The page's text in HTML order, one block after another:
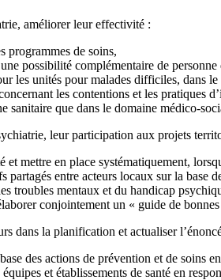
améliorer leur effectivité :
programmes de soins,
possibilité complémentaire de personne
les unités pour malades difficiles, dans
les contentions et les pratiques
sanitaire que dans le domaine médico-
leur participation aux projets
mettre en place systématiquement,
entre acteurs locaux sur la base
troubles mentaux et du handicap
conjointement un « guide de
dans la planification et actualiser
des actions de prévention et de soins
et établissements de santé en